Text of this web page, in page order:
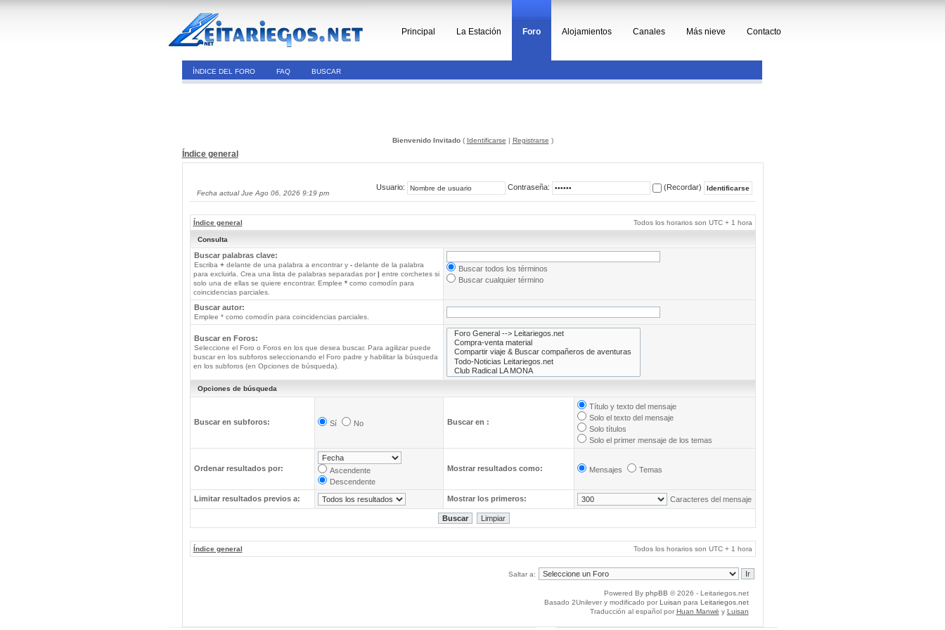
Principal La Estación Foro Alojamientos Canales Más nieve Contacto
ÍNDICE DEL FORO FAQ BUSCAR
Bienvenido Invitado( Identificarse | Registrarse )
Índice general
Fecha actual Jue Ago 06, 2026 9:19 pm
Usuario: Contraseña: (Recordar)
Índice general Todos los horarios son UTC + 1 hora
Consulta
Buscar palabras clave:
Escriba +delante de una palabra a encontrar y -delante de la palabra
para excluirla. Crea una lista de palabras separadas por | entre corchetes si
solo una de ellas se quiere encontrar. Emplee *como comodín para
coincidencias parciales.
Buscar todos los términos
Buscar cualquier término
Buscar autor:
Emplee * como comodín para coincidencias parciales.
Buscar en Foros:
Seleccione el Foro o Foros en los que desea buscar. Para agilizar puede
buscar en los subforos seleccionando el Foro padre y habilitar la búsqueda
en los subforos (en Opciones de búsqueda).
Opciones de búsqueda
Buscar en subforos: Sí No Buscar en :
Título y texto del mensaje
Solo el texto del mensaje
Solo títulos
Solo el primer mensaje de los temas
Ordenar resultados por:
Ascendente
Descendente
Mostrar resultados como: Mensajes Temas
Limitar resultados previos a: Mostrar los primeros: Caracteres del mensaje
Índice general Todos los horarios son UTC + 1 hora
Saltar a:
Powered By phpBB © 2026 - Leitariegos.net
Basado 2Unilever y modificado por Luisan para Leitariegos.net
Traducción al español por Huan Manwë y Luisan